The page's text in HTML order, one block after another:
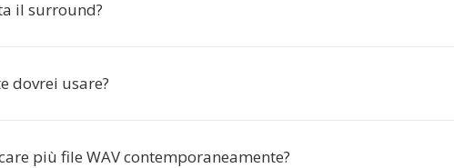
il surround?
dovrei usare?
più file WAV contemporaneamente?